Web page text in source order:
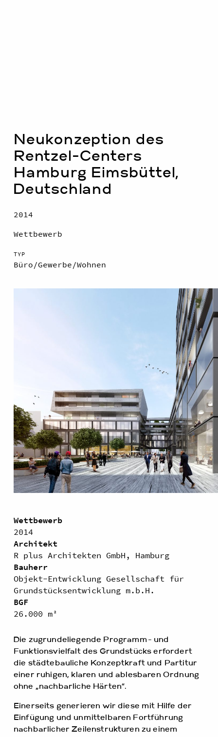
Neukonzeption des
Rentzel-Centers
Hamburg Eimsbüttel,
Deutschland
2014
Wettbewerb
TYP
Büro/Gewerbe/Wohnen
Wettbewerb
2014
Architekt
R plus Architekten GmbH, Hamburg
Bauherr
Objekt-Entwicklung Gesellschaft für
Grundstücksentwicklung m.b.H.
BGF
26.000 m²
Die zugrundeliegende Programm- und
Funktionsvielfalt des Grundstücks erfordert
die städtebauliche Konzeptkraft und Partitur
einer ruhigen, klaren und ablesbaren Ordnung
ohne „nachbarliche Härten“.
Einerseits generieren wir diese mit Hilfe der
Einfügung und unmittelbaren Fortführung
nachbarlicher Zeilenstrukturen zu einem